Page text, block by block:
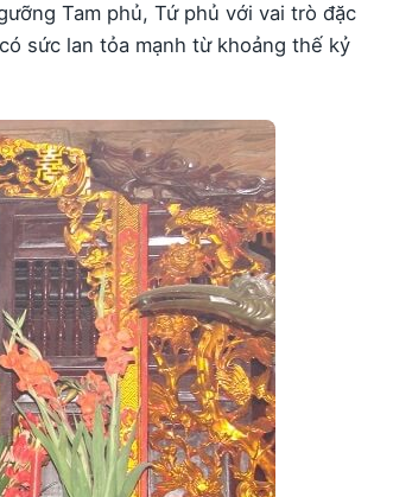
Tam phủ, Tứ phủ với vai trò đặc
sức lan tỏa mạnh từ khoảng thế kỷ